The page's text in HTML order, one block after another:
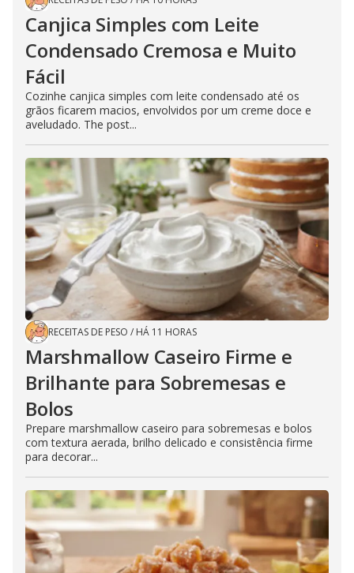
Canjica Simples com Leite
Condensado Cremosa e Muito
Fácil
Cozinhe canjica simples com leite condensado até os
grãos ficarem macios, envolvidos por um creme doce e
aveludado. The post...
RECEITAS DE PESO / HÁ 11 HORAS
Marshmallow Caseiro Firme e
Brilhante para Sobremesas e
Bolos
Prepare marshmallow caseiro para sobremesas e bolos
com textura aerada, brilho delicado e consistência firme
para decorar...